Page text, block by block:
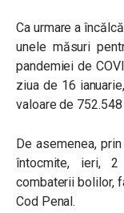
Ca urmare a
unele măsuri
pandemiei de
ziua de 16
valoare de 752.548
De asemenea,
întocmite, ieri, 2
combaterii bolilor,
Cod Penal.